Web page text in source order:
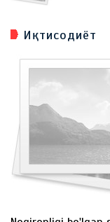
Иқтисодиёт